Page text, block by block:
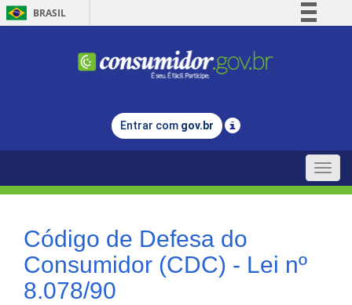
BRASIL
Comunica BR
Legislação
Entrar com gov.br
Toggle
Código de Defesa do
Consumidor (CDC) - Lei nº
8.078/90